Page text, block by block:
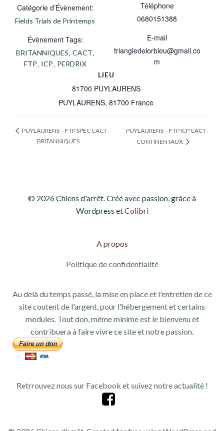
Catégorie d’Évènement:
Fields Trials de Printemps
Évènement Tags:
BRITANNIQUES, CACT,
FTP, ICP, PERDRIX
LIEU
81700 PUYLAURENS
PUYLAURENS, 81700 France
Téléphone
0680151388
E-mail
triangledelorbleu@gmail.co
m
PUYLAURENS – FTP SPEC CACT
BRITANNIQUES
PUYLAURENS – FTP ICP CACT
CONTINENTAUX
© 2026 Chiens d'arrêt. Créé avec passion, grâce à
Wordpress etColibri
A propos
Politique de confidentialité
Au delà du temps passé, la mise en place et l'entretien de ce
site coutent de l'argent, pour l'hébergement et certains
modules. Tout don, même minime est le bienvenu et
contribuera à faire vivre ce site et notre passion.
Retrrouvez nous sur Facebook et suivez notre actualité !